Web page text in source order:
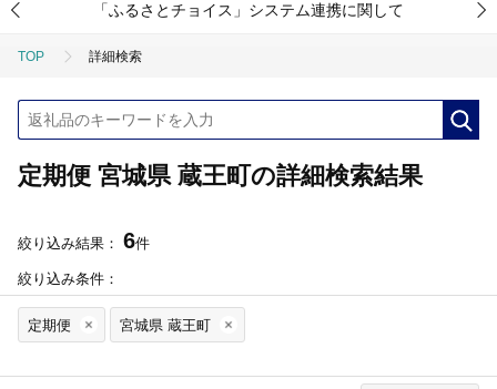
「ふるさとチョイス」システム連携に関して
TOP 詳細検索
定期便 宮城県 蔵王町の詳細検索結果
絞り込み結果： 6件
絞り込み条件：
定期便 宮城県 蔵王町